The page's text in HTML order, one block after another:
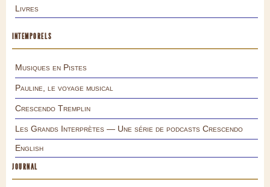
Livres
INTEMPORELS
Musiques en Pistes
Pauline, le voyage musical
Crescendo Tremplin
Les Grands Interprètes — Une série de podcasts Crescendo
English
JOURNAL